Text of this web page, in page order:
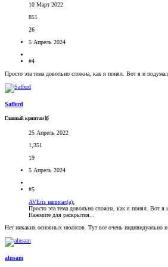
10 Март 2022
851
26
5 Апрель 2024
#4
Просто эта тема довольно сложна, как я понял. Вот я и
Safferd
Главный криптан🥇
25 Апрель 2022
1,351
19
5 Апрель 2024
#5
AVEris написал(а):
Просто эта тема довольно сложна, как я понял. Вот
Нажмите для раскрытия...
Нет никаких основных нюансов. Тут все очень индивидуально и
alnsam